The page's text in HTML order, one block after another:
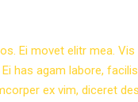
Ei movet elitr mea.
has agam labore,
ex vim, diceret